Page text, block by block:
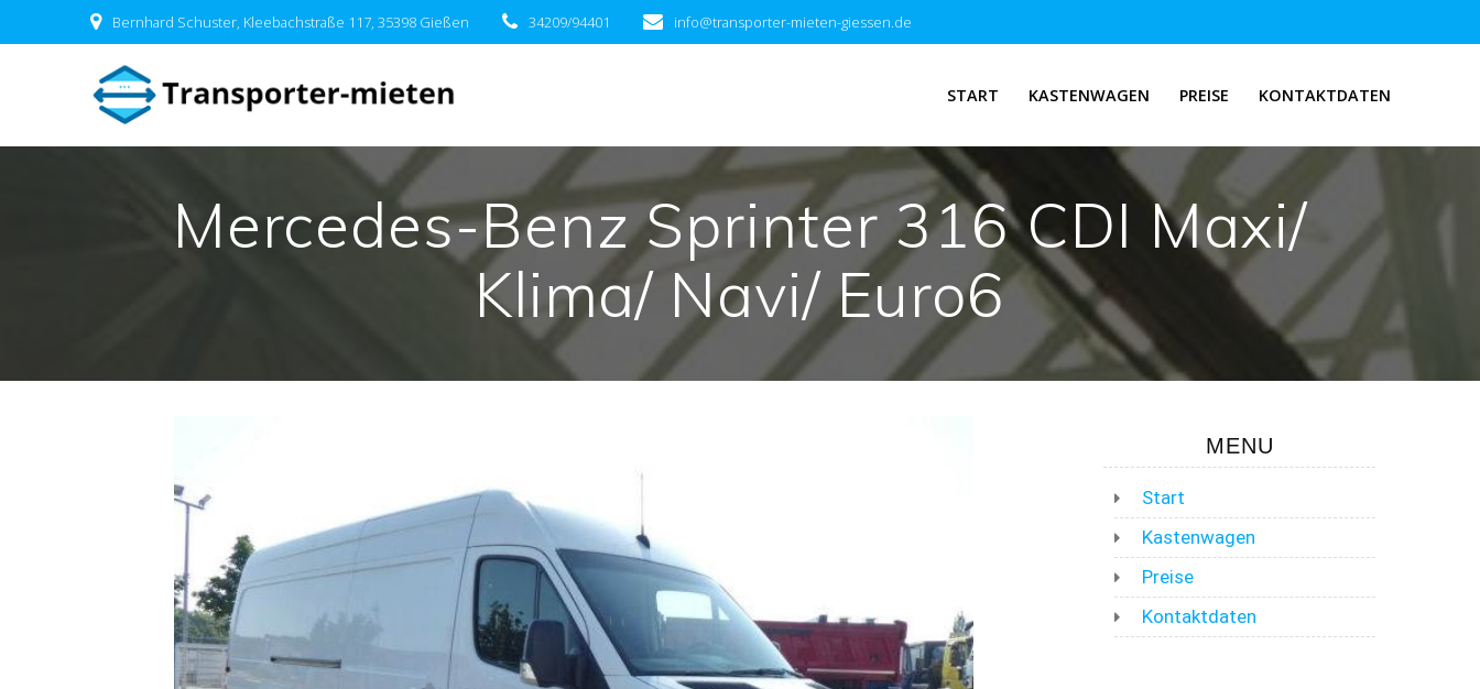
to
Bernhard Schuster, Kleebachstraße 117, 35398 Gießen 34209/94401 info@transporter-mieten-giessen.de
START KASTENWAGEN PREISE KONTAKTDATEN
Mercedes-Benz Sprinter 316 CDI Maxi/
Klima/ Navi/ Euro6
MENU
Start
Kastenwagen
Preise
Kontaktdaten